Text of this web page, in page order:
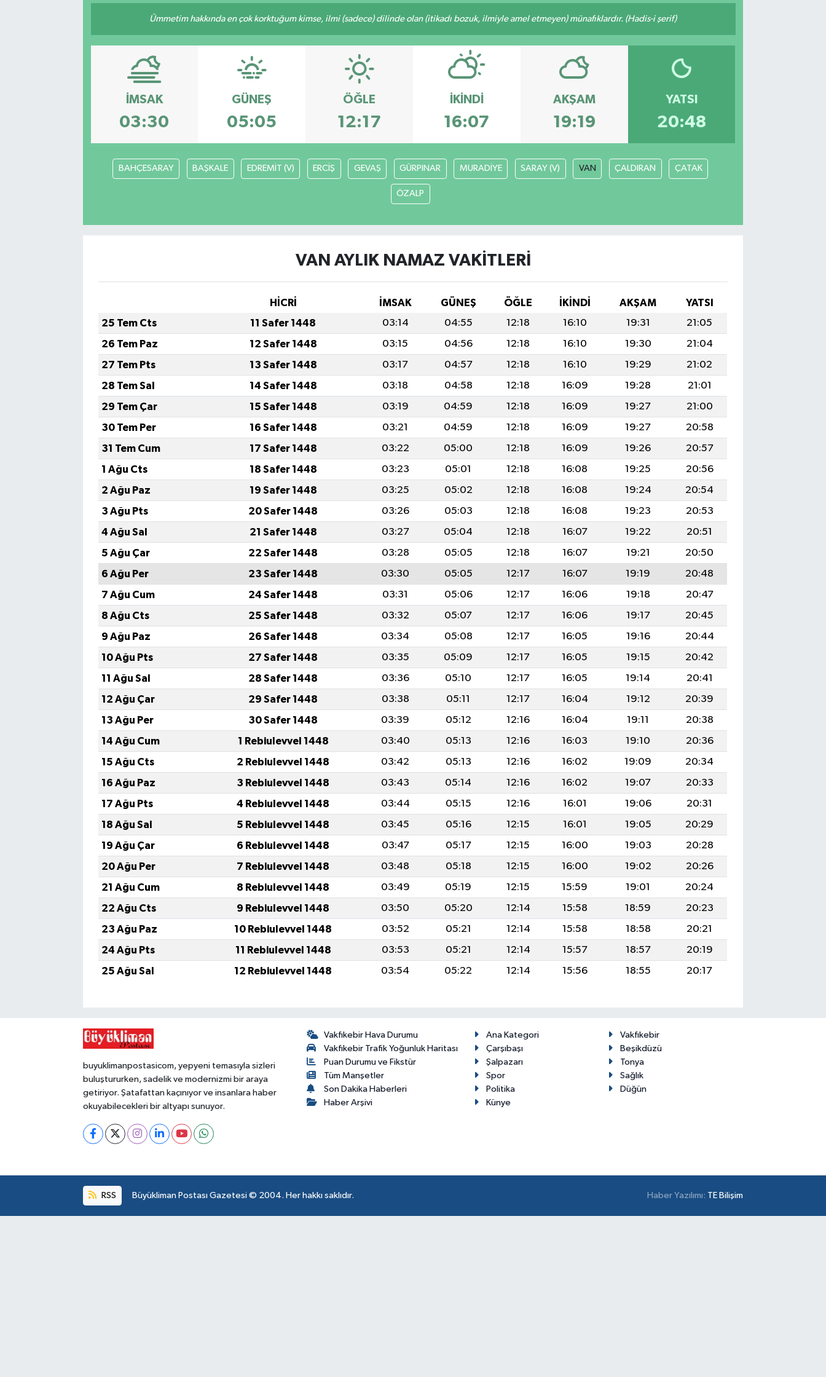
Ümmetim hakkında en çok korktuğum kimse, ilmi (sadece) dilinde olan (itikadı bozuk, ilmiyle amel etmeyen) münafıklardır. (Hadis-i şerif)
İMSAK
03:30
GÜNEŞ
05:05
ÖĞLE
12:17
İKINDI
16:07
AKŞAM
19:19
YATSI
20:48
BAHÇESARAY BAŞKALE EDREMİT (V) ERCİŞ GEVAŞ GÜRPINAR MURADİYE SARAY (V) VAN ÇALDIRAN ÇATAK
ÖZALP
VAN AYLIK NAMAZ VAKITLERI
HİCRİ İMSAK GÜNEŞ ÖĞLE İKINDI AKŞAM
YATSI
25 Tem Cts
11 Safer 1448 03:14 04:55 12:18 16:10 19:31
21:05
26 Tem Paz
12 Safer 1448 03:15 04:56 12:18 16:10 19:30
21:04
27 Tem Pts
13 Safer 1448 03:17 04:57 12:18 16:10 19:29
21:02
28 Tem Sal
14 Safer 1448 03:18 04:58 12:18 16:09 19:28
21:01
29 Tem Çar
15 Safer 1448 03:19 04:59 12:18 16:09 19:27
21:00
30 Tem Per
16 Safer 1448 03:21 04:59 12:18 16:09 19:27
20:58
31 Tem Cum
17 Safer 1448 03:22 05:00 12:18 16:09 19:26
20:57
1 Ağu Cts
18 Safer 1448 03:23 05:01 12:18 16:08 19:25
20:56
2 Ağu Paz
19 Safer 1448 03:25 05:02 12:18 16:08 19:24
20:54
3 Ağu Pts
20 Safer 1448 03:26 05:03 12:18 16:08 19:23
20:53
4 Ağu Sal
21 Safer 1448 03:27 05:04 12:18 16:07 19:22
20:51
5 Ağu Çar
22 Safer 1448 03:28 05:05 12:18 16:07 19:21
20:50
6 Ağu Per
23 Safer 1448 03:30 05:05 12:17 16:07 19:19
20:48
7 Ağu Cum
24 Safer 1448 03:31 05:06 12:17 16:06 19:18
20:47
8 Ağu Cts
25 Safer 1448 03:32 05:07 12:17 16:06 19:17
20:45
9 Ağu Paz
26 Safer 1448 03:34 05:08 12:17 16:05 19:16
20:44
10 Ağu Pts
27 Safer 1448 03:35 05:09 12:17 16:05 19:15
20:42
11 Ağu Sal
28 Safer 1448 03:36 05:10 12:17 16:05 19:14
20:41
12 Ağu Çar
29 Safer 1448 03:38 05:11 12:17 16:04 19:12
20:39
13 Ağu Per
30 Safer 1448 03:39 05:12 12:16 16:04 19:11
20:38
14 Ağu Cum
1 Rebiulevvel 1448 03:40 05:13 12:16 16:03 19:10
20:36
15 Ağu Cts
2 Rebiulevvel 1448 03:42 05:13 12:16 16:02 19:09
20:34
16 Ağu Paz
3 Rebiulevvel 1448 03:43 05:14 12:16 16:02 19:07
20:33
17 Ağu Pts
4 Rebiulevvel 1448 03:44 05:15 12:16 16:01 19:06
20:31
18 Ağu Sal
5 Rebiulevvel 1448 03:45 05:16 12:15 16:01 19:05
20:29
19 Ağu Çar
6 Rebiulevvel 1448 03:47 05:17 12:15 16:00 19:03
20:28
20 Ağu Per
7 Rebiulevvel 1448 03:48 05:18 12:15 16:00 19:02
20:26
21 Ağu Cum
8 Rebiulevvel 1448 03:49 05:19 12:15 15:59 19:01
20:24
22 Ağu Cts
9 Rebiulevvel 1448 03:50 05:20 12:14 15:58 18:59
20:23
23 Ağu Paz
10 Rebiulevvel 1448 03:52 05:21 12:14 15:58 18:58
20:21
24 Ağu Pts
11 Rebiulevvel 1448 03:53 05:21 12:14 15:57 18:57
20:19
25 Ağu Sal
12 Rebiulevvel 1448 03:54 05:22 12:14 15:56 18:55 20:17
buyuklimanpostasicom, yepyeni temasıyla sizleri
buluştururken, sadelik ve modernizmi bir araya
getiriyor. Şatafattan kaçınıyor ve insanlara haber
okuyabilecekleri bir altyapı sunuyor.
Vakfıkebir Hava Durumu
Vakfıkebir Trafik Yoğunluk Haritası
Puan Durumu ve Fikstür
Tüm Manşetler
Son Dakika Haberleri
Haber Arşivi
Ana Kategori
Vakfıkebir
Çarşıbaşı
Beşikdüzü
Şalpazarı
Tonya
Spor
Sağlık
Politika
Düğün
Künye
RSS Büyükliman Postası Gazetesi © 2004. Her hakkı saklıdır. Haber Yazılımı: TE Bilişim